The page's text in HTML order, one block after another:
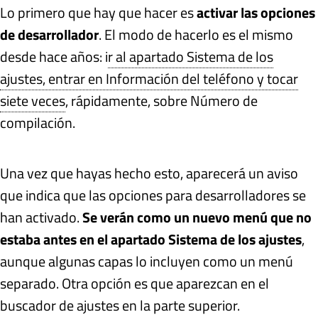
Lo primero que hay que hacer esactivar las opciones
de desarrollador. El modo de hacerlo es el mismo
desde hace años: ir al apartado Sistema de los
ajustes, entrar en Información del teléfono y tocar
siete veces, rápidamente, sobre Número de
compilación.
Una vez que hayas hecho esto, aparecerá un aviso
que indica que las opciones para desarrolladores se
han activado.Se verán como un nuevo menú que no
estaba antes en el apartado Sistema de los ajustes,
aunque algunas capas lo incluyen como un menú
separado. Otra opción es que aparezcan en el
buscador de ajustes en la parte superior.